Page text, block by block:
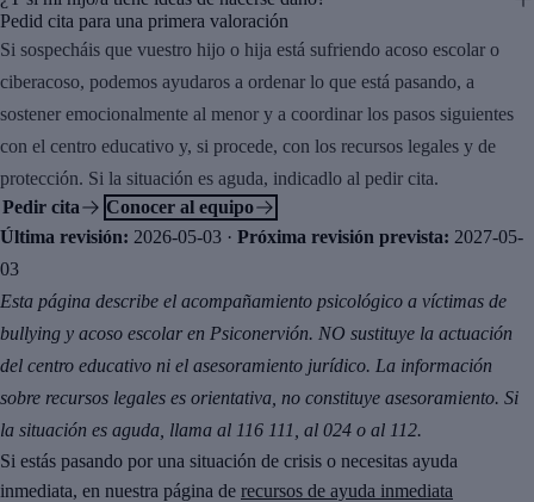
Pedid cita para una primera valoración
Si sospecháis que vuestro hijo o hija está sufriendo acoso escolar o
ciberacoso, podemos ayudaros a ordenar lo que está pasando, a
sostener emocionalmente al menor y a coordinar los pasos siguientes
con el centro educativo y, si procede, con los recursos legales y de
protección. Si la situación es aguda, indicadlo al pedir cita.
Pedir cita
Conocer al equipo
Última revisión: 2026-05-03 · Próxima revisión prevista: 2027-05-
03
Esta página describe el acompañamiento psicológico a víctimas de
bullying y acoso escolar en Psiconervión. NO sustituye la actuación
del centro educativo ni el asesoramiento jurídico. La información
sobre recursos legales es orientativa, no constituye asesoramiento. Si
la situación es aguda, llama al 116 111, al 024 o al 112.
Si estás pasando por una situación de crisis o necesitas ayuda
inmediata, en nuestra página de recursos de ayuda inmediata